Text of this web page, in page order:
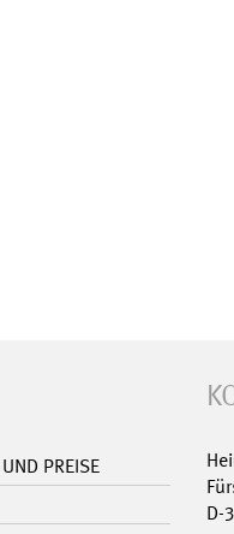
PREISE
D-